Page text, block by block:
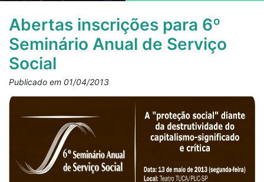
Abertas inscrições para 6º
Seminário Anual de Serviço
Social
Publicado em 01/04/2013